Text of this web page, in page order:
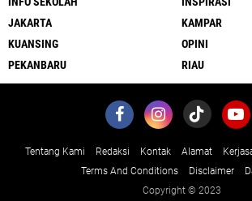
JAKARTA
KAMPAR
KUANSING
OPINI
PEKANBARU
RIAU
Tentang Kami Redaksi Kontak Alamat
Terms And Conditions
Disclaimer
Copyright © 2023